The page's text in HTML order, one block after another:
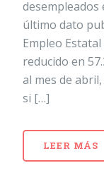
desempleados
último dato
Empleo
reducido en
al mes de
si […]
LEER MÁS